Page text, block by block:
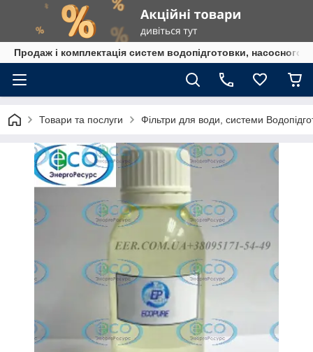
Продаж і комплектація систем водопідготовки, насосного
Товари та послуги Фільтри для води, системи